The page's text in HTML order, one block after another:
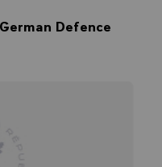
Defence